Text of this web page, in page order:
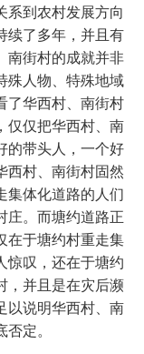
到农村发展方向
续了多年，并且有
南街村的成就并非
殊人物、特殊地域
了华西村、南街村
仅仅把华西村、南
的带头人，一个好
西村、南街村固然
集体化道路的人们
庄。而塘约道路正
在于塘约村重走集
惊叹，还在于塘约
，并且是在灾后濒
以说明华西村、南
定。